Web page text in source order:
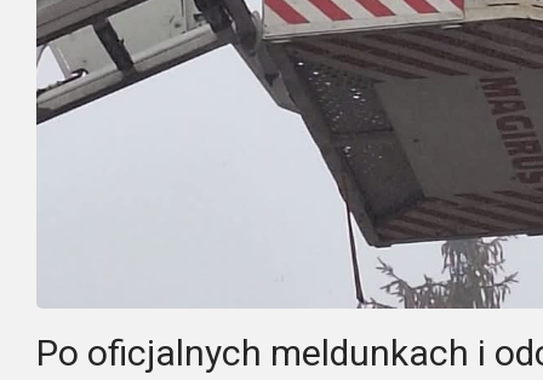
Po oficjalnych meldunkach i